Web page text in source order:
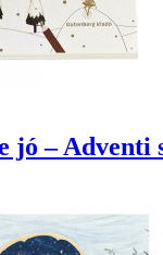
jó – Adventi